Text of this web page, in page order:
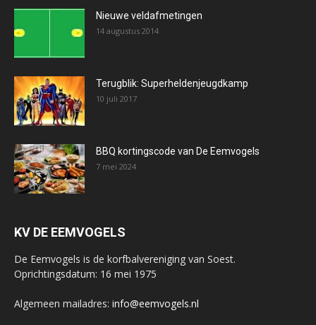
Nieuwe veldafmetingen
14 augustus 2014
Terugblik: Superheldenjeugdkamp
10 juli 2017
BBQ kortingscode van De Eemvogels
7 mei 2024
KV DE EEMVOGELS
De Eemvogels is de korfbalvereniging van Soest.
Oprichtingsdatum: 16 mei 1975
Algemeen mailadres: info@eemvogels.nl